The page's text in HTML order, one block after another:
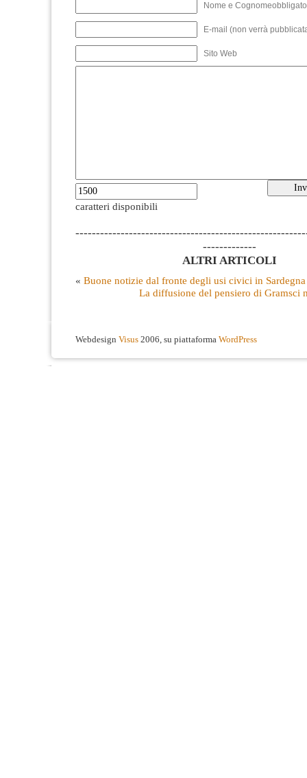
Nome e
E-mail (non verrà
Sito Web
caratteri disponibili
-------------
ALTRI ARTICOLI
« Buone notizie dal fronte degli usi civici in Sardegna
La diffusione del pensiero di Gramsci
Webdesign Visus 2006, su piattaforma WordPress